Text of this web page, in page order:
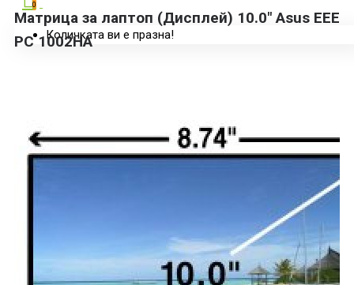
0
Количката ви е празна!
Матрица за лаптоп (Дисплей) 10.0" Asus EEE
PC 1002HA